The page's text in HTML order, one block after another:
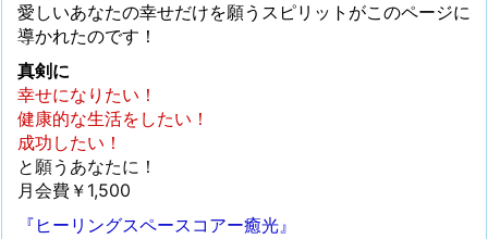
愛しいあなたの幸せだけを願うスピリットがこのページに
導かれたのです！
真剣に
幸せになりたい！
健康的な生活をしたい！
成功したい！
と願うあなたに！
月会費￥1,500
『ヒーリングスペースコアー癒光』